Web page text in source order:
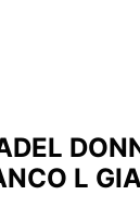
L